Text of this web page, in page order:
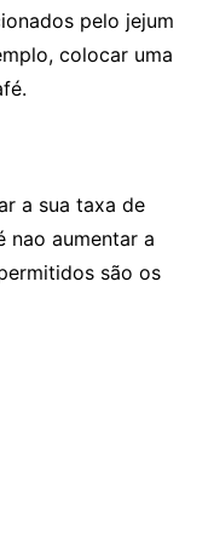
pelo jejum
colocar uma
a sua taxa de
nao aumentar a
são os